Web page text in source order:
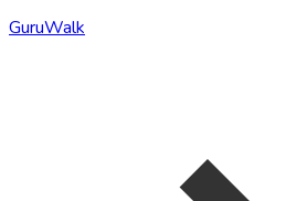
GuruWalk